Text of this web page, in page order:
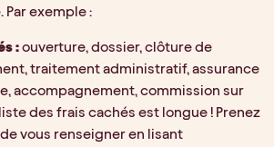
Par exemple :
: ouverture, dossier, clôture de
traitement administratif, assurance
accompagnement, commission sur
des frais cachés est longue ! Prenez
vous renseigner en lisant